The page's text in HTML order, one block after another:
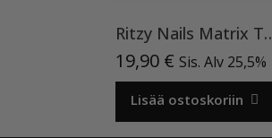
Ritzy Nails Matrix
19,90 € Sis. Alv 25,5%
Lisää ostoskoriin